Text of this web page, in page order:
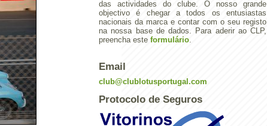
das actividades do clube. O nosso grande
objectivo é chegar a todos os entusiastas
nacionais da marca e contar com o seu registo
na nossa base de dados. Para aderir ao CLP,
preencha este formulário.
Email
club@clublotusportugal.com
Protocolo de Seguros